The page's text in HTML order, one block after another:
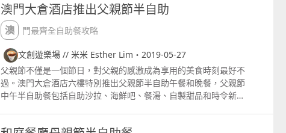
等！ 成人每位澳門幣538 小童 512歲 每位澳門幣269 65歲或以上
長者澳門幣388 以上價格需另加 10% 服務費 澳門居民8折優惠 供
應日期：2019年 7月 5日至8月30日 供應時間：逢週五至日，晚上
6時至9時30分 預約訂座及查詢 853 8883 5110
澳門大倉酒店推出父親節半自助
澳門最齊全自助餐攻略
文創遊樂場 // 米米 Esther Lim・2019-05-27
父親節不僅是一個節日，對父親的感激成為享用的美食時刻最好不
過。澳門大倉酒店六樓特別推出父親節半自助午餐和晚餐，父親節
中午半自助餐包括自助沙拉、海鮮吧、餐湯、自製甜品和時令新鮮